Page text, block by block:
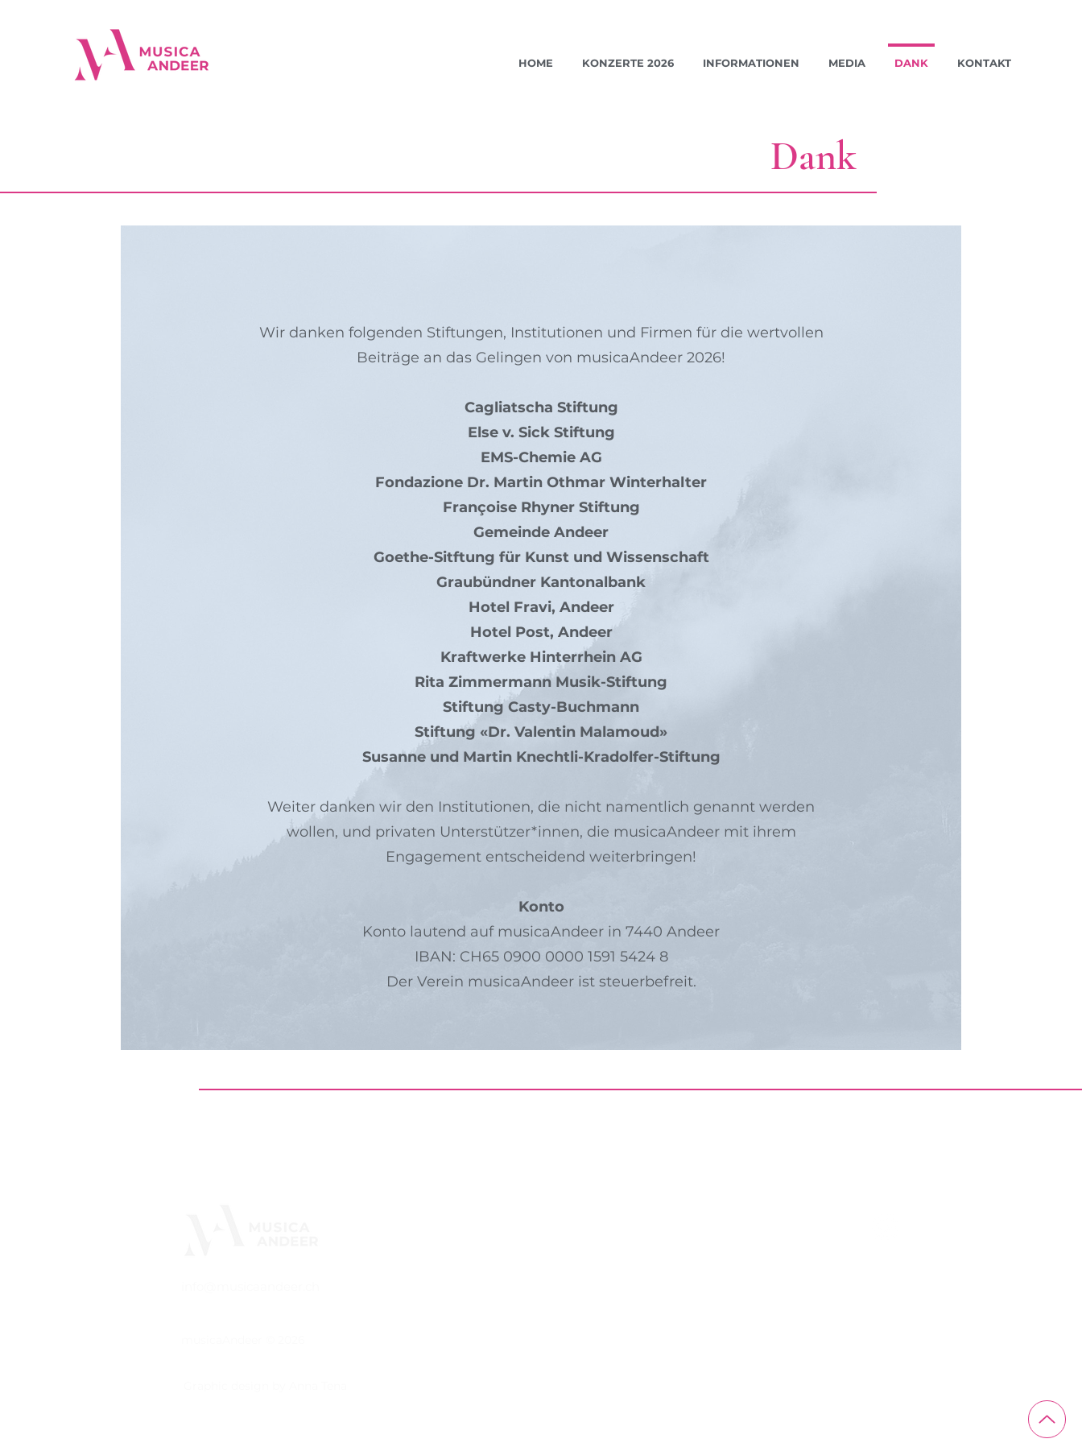
HOME KONZERTE 2026 INFORMATIONEN MEDIA DANK KONTAKT
Dank
Wir danken folgenden Stiftungen, Institutionen und Firmen für die wertvollen
Beiträge an das Gelingen von musicaAndeer 2026!
Cagliatscha Stiftung
Else v. Sick Stiftung
EMS-Chemie AG
Fondazione Dr. Martin Othmar Winterhalter
Françoise Rhyner Stiftung
Gemeinde Andeer
Goethe-Sitftung für Kunst und Wissenschaft
Graubündner Kantonalbank
Hotel Fravi, Andeer
Hotel Post, Andeer
Kraftwerke Hinterrhein AG
Rita Zimmermann Musik-Stiftung
Stiftung Casty-Buchmann
Stiftung «Dr. Valentin Malamoud»
Susanne und Martin Knechtli-Kradolfer-Stiftung
Weiter danken wir den Institutionen, die nicht namentlich genannt werden
wollen, und privaten Unterstützer*innen, die musicaAndeer mit ihrem
Engagement entscheidend weiterbringen!
Konto
Konto lautend auf musicaAndeer in 7440 Andeer
IBAN: CH65 0900 0000 1591 5424 8
Der Verein musicaAndeer ist steuerbefreit.